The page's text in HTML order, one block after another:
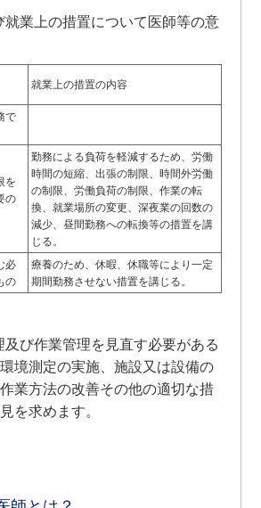
業上の措置について医師等の意
就業上の措置の内容
で
を
の
勤務による負荷を軽減するため、労働
時間の短縮、出張の制限、時間外労働
の制限、労働負荷の制限、作業の転
換、就業場所の変更、深夜業の回数の
減少、昼間勤務への転換等の措置を講
じる。
必
の
療養のため、休暇、休職等により一定
期間勤務させない措置を講じる。
び作業管理を見直す必要がある
境測定の実施、施設又は設備の
業方法の改善その他の適切な措
を求めます。